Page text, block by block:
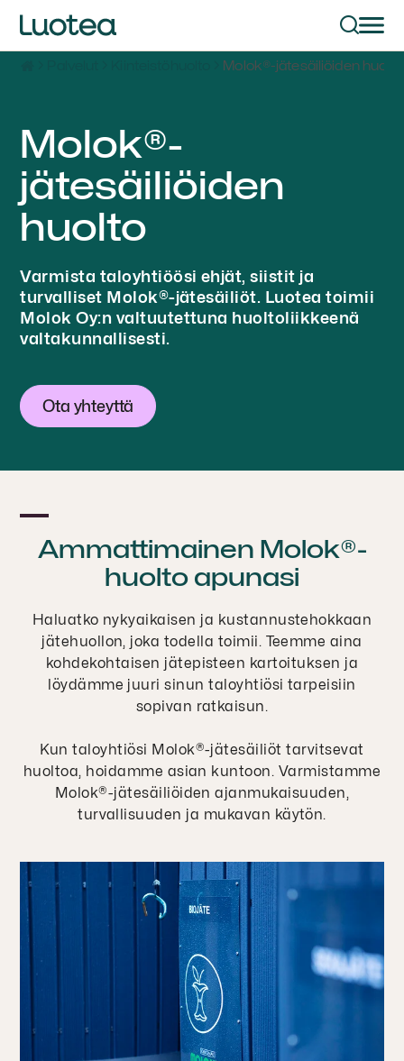
Molok®-jätesäiliöiden huolto
Molok®-
jätesäiliöiden
huolto
Varmista taloyhtiöösi ehjät, siistit ja
turvalliset Molok®-jätesäiliöt. Luotea toimii
Molok Oy:n valtuutettuna huoltoliikkeenä
valtakunnallisesti.
Ota yhteyttä
Ammattimainen Molok®-
huolto apunasi
Haluatko nykyaikaisen ja kustannustehokkaan
jätehuollon, joka todella toimii. Teemme aina
kohdekohtaisen jätepisteen kartoituksen ja
löydämme juuri sinun taloyhtiösi tarpeisiin
sopivan ratkaisun.
Kun taloyhtiösi Molok®-jätesäiliöt tarvitsevat
huoltoa, hoidamme asian kuntoon. Varmistamme
Molok®-jätesäiliöiden ajanmukaisuuden,
turvallisuuden ja mukavan käytön.